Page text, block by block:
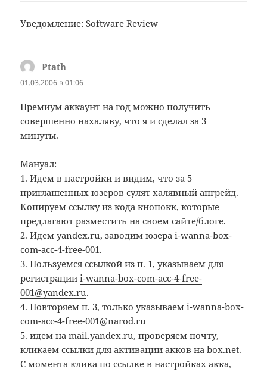
Уведомление:Software Review
Ptath
01.03.2006 в 01:06
Премиум аккаунт на год можно получить
совершенно нахаляву, что я и сделал за 3
минуты.
Мануал:
1. Идем в настройки и видим, что за 5
приглашенных юзеров сулят халявный апгрейд.
Копируем ссылку из кода кнопокк, которые
предлагают разместить на своем сайте/блоге.
2. Идем yandex.ru, заводим юзера i-wanna-box-
com-acc-4-free-001.
3. Пользуемся ссылкой из п. 1, указываем для
регистрацииi-wanna-box-com-acc-4-free-
001@yandex.ru.
4. Повторяем п. 3, только указываемi-wanna-box-
com-acc-4-free-001@narod.ru
5. идем на mail.yandex.ru, проверяем почту,
кликаем ссылки для активации акков на box.net.
С момента клика по ссылке в настройках акка,